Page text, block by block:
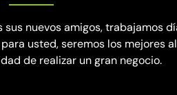
sus nuevos amigos, trabajamos
usted, seremos los mejores al
de realizar un gran negocio.